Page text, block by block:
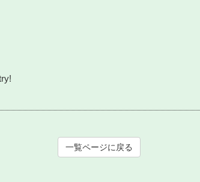
一覧ページに戻る